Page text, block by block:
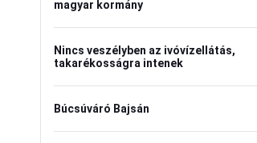
magyar kormány
Nincs veszélyben az ivóvízellátás,
takarékosságra intenek
Búcsúváró Bajsán